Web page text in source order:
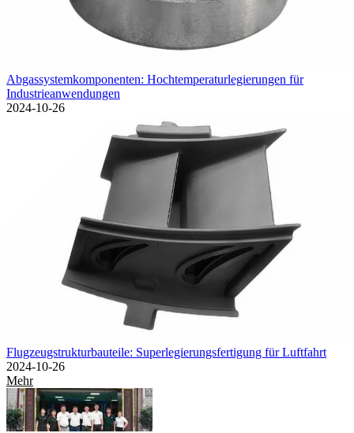
Abgassystemkomponenten: Hochtemperaturlegierungen für
Industrieanwendungen
2024-10-26
Flugzeugstrukturbauteile: Superlegierungsfertigung für Luftfahrt
2024-10-26
Mehr